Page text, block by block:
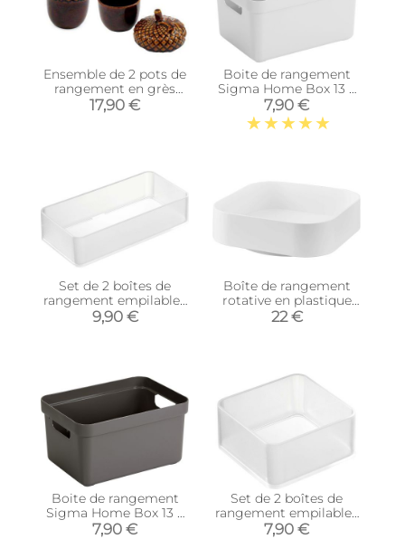
Ensemble de 2 pots de
rangement en grès
Gland
17,90 €
Boite de rangement
Sigma Home Box 13 L
(Blanc)
7,90 €
Set de 2 boîtes de
rangement empilables
Tower (16 x 8 x 3,7 cm)
9,90 €
Boîte de rangement
rotative en plastique
Tower
22 €
Boite de rangement
Sigma Home Box 13 L
(Taupe)
7,90 €
Set de 2 boîtes de
rangement empilables
Tower (8 x 8 x 3,7 cm)
7,90 €